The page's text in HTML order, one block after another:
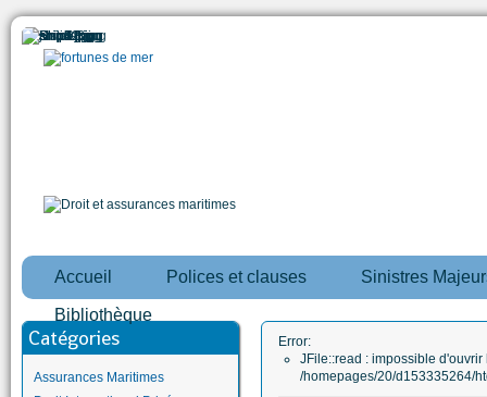
Accueil Polices et clauses Sinistres
Bibliothèque
Catégories
Assurances Maritimes
Error:
JFile::read : impossible d'ouvrir
/homepages/20/d153335264/